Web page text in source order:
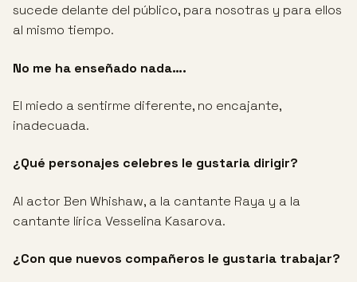
sucede delante del público, para nosotras y para ellos
al mismo tiempo.
No me ha enseñado nada….
El miedo a sentirme diferente, no encajante,
inadecuada.
¿Qué personajes celebres le gustaria dirigir?
Al actor Ben Whishaw, a la cantante Raya y a la
cantante lírica Vesselina Kasarova.
¿Con que nuevos compañeros le gustaria trabajar?